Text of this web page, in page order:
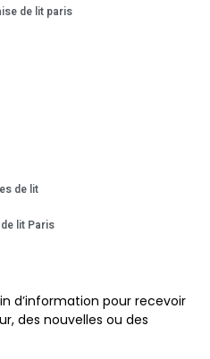
de lit paris
de lit
lit Paris
d’information pour recevoir
des nouvelles ou des